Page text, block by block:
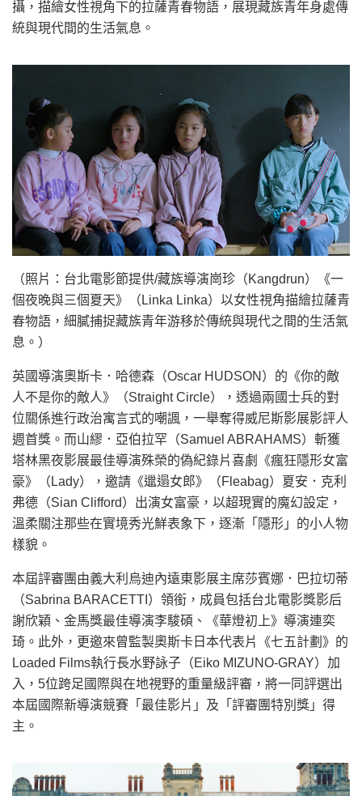
攝，描繪女性視角下的拉薩青春物語，展現藏族青年身處傳
統與現代間的生活氣息。
（照片：台北電影節提供/藏族導演崗珍（Kangdrun）《一
個夜晚與三個夏天》（Linka Linka）以女性視角描繪拉薩青
春物語，細膩捕捉藏族青年游移於傳統與現代之間的生活氣
息。）
英國導演奧斯卡．哈德森（Oscar HUDSON）的《你的敵
人不是你的敵人》（Straight Circle），透過兩國士兵的對
位關係進行政治寓言式的嘲諷，一舉奪得威尼斯影展影評人
週首獎。而山繆．亞伯拉罕（Samuel ABRAHAMS）斬獲
塔林黑夜影展最佳導演殊榮的偽紀錄片喜劇《瘋狂隱形女富
豪》（Lady），邀請《邋遢女郎》（Fleabag）夏安．克利
弗德（Sian Clifford）出演女富豪，以超現實的魔幻設定，
溫柔關注那些在實境秀光鮮表象下，逐漸「隱形」的小人物
樣貌。
本屆評審團由義大利烏迪內遠東影展主席莎賓娜．巴拉切蒂
（Sabrina BARACETTI）領銜，成員包括台北電影獎影后
謝欣穎、金馬獎最佳導演李駿碩、《華燈初上》導演連奕
琦。此外，更邀來曾監製奧斯卡日本代表片《七五計劃》的
Loaded Films執行長水野詠子（Eiko MIZUNO-GRAY）加
入，5位跨足國際與在地視野的重量級評審，將一同評選出
本屆國際新導演競賽「最佳影片」及「評審團特別獎」得
主。